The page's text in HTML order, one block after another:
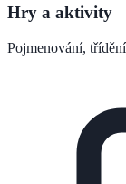
Hry a aktivity
Pojmenování,